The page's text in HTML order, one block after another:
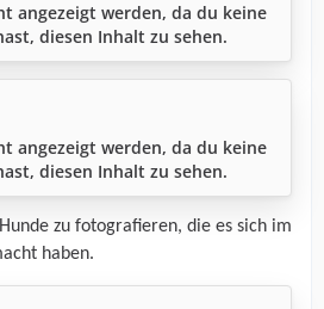
angezeigt werden, da du keine
diesen Inhalt zu sehen.
angezeigt werden, da du keine
diesen Inhalt zu sehen.
zu fotografieren, die es sich im
haben.